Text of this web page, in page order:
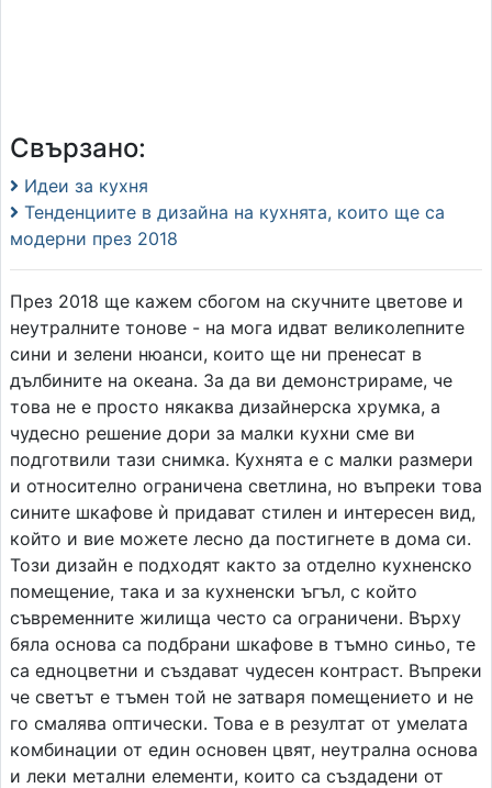
Свързано:
Идеи за кухня
Тенденциите в дизайна на кухнята, които ще са
модерни през 2018
През 2018 ще кажем сбогом на скучните цветове и
неутралните тонове - на мога идват великолепните
сини и зелени нюанси, които ще ни пренесат в
дълбините на океана. За да ви демонстрираме, че
това не е просто някаква дизайнерска хрумка, а
чудесно решение дори за малки кухни сме ви
подготвили тази снимка. Кухнята е с малки размери
и относително ограничена светлина, но въпреки това
сините шкафове ѝ придават стилен и интересен вид,
който и вие можете лесно да постигнете в дома си.
Този дизайн е подходят както за отделно кухненско
помещение, така и за кухненски ъгъл, с който
съвременните жилища често са ограничени. Върху
бяла основа са подбрани шкафове в тъмно синьо, те
са едноцветни и създават чудесен контраст. Въпреки
че светът е тъмен той не затваря помещението и не
го смалява оптически. Това е в резултат от умелата
комбинации от един основен цвят, неутрална основа
и леки метални елементи, които са създадени от